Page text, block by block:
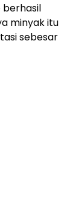
berhasil
minyak itu
sebesar